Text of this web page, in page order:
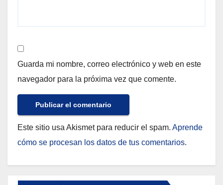
Guarda mi nombre, correo electrónico y web en este
navegador para la próxima vez que comente.
Este sitio usa Akismet para reducir el spam. Aprende
cómo se procesan los datos de tus comentarios.